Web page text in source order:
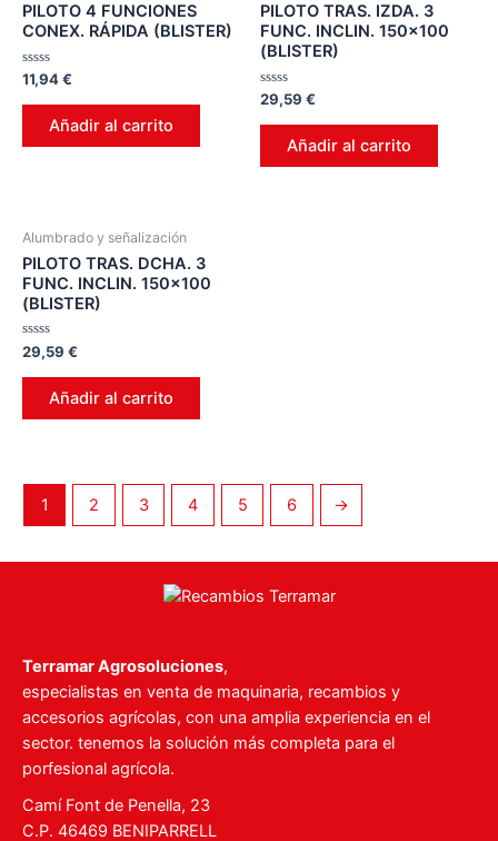
PILOTO 4 FUNCIONES
CONEX. RÁPIDA (BLISTER)
Valorado
en
0
11,94€
Añadir al carrito
PILOTO TRAS. IZDA. 3
FUNC. INCLIN. 150×100
(BLISTER)
Valorado
0
29,59 €
Añadir al carrito
Alumbrado y señalización
PILOTO TRAS. DCHA. 3
FUNC. INCLIN. 150×100
(BLISTER)
Valorado
en
0
29,59 €
Añadir al carrito
1 2 3 4 5 6 →
Terramar Agrosoluciones,
especialistas en venta de maquinaria, recambios y
accesorios agrícolas, con una amplia experiencia en el
sector. tenemos la solución más completa para el
porfesional agrícola.
Camí Font de Penella, 23
C.P. 46469 BENIPARRELL